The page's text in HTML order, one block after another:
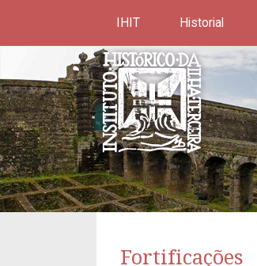
IHIT Historial
Fortificações